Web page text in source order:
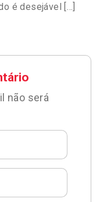
é desejável […]
não será